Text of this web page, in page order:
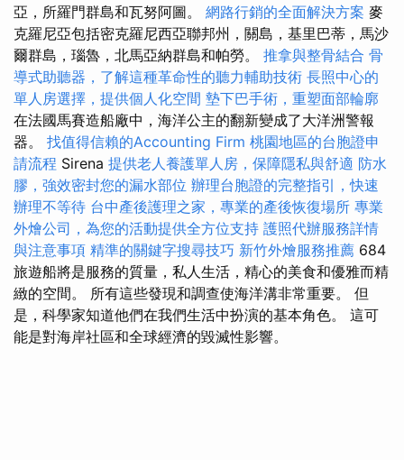
亞，所羅門群島和瓦努阿圖。 網路行銷的全面解決方案 麥
克羅尼亞包括密克羅尼西亞聯邦州，關島，基里巴蒂，馬沙
爾群島，瑙魯，北馬亞納群島和帕勞。 推拿與整骨結合 骨
導式助聽器，了解這種革命性的聽力輔助技術 長照中心的
單人房選擇，提供個人化空間 墊下巴手術，重塑面部輪廓
在法國馬賽造船廠中，海洋公主的翻新變成了大洋洲警報
器。 找值得信賴的Accounting Firm 桃園地區的台胞證申
請流程 Sirena 提供老人養護單人房，保障隱私與舒適 防水
膠，強效密封您的漏水部位 辦理台胞證的完整指引，快速
辦理不等待 台中產後護理之家，專業的產後恢復場所 專業
外燴公司，為您的活動提供全方位支持 護照代辦服務詳情
與注意事項 精準的關鍵字搜尋技巧 新竹外燴服務推薦 684
旅遊船將是服務的質量，私人生活，精心的美食和優雅而精
緻的空間。 所有這些發現和調查使海洋溝非常重要。 但
是，科學家知道他們在我們生活中扮演的基本角色。 這可
能是對海岸社區和全球經濟的毀滅性影響。